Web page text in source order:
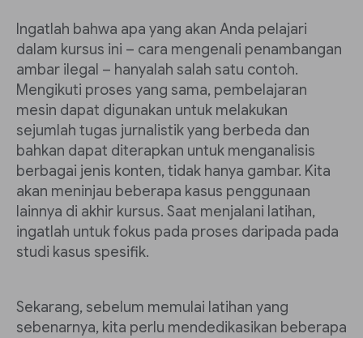
Ingatlah bahwa apa yang akan Anda pelajari
dalam kursus ini – cara mengenali penambangan
ambar ilegal – hanyalah salah satu contoh.
Mengikuti proses yang sama, pembelajaran
mesin dapat digunakan untuk melakukan
sejumlah tugas jurnalistik yang berbeda dan
bahkan dapat diterapkan untuk menganalisis
berbagai jenis konten, tidak hanya gambar. Kita
akan meninjau beberapa kasus penggunaan
lainnya di akhir kursus. Saat menjalani latihan,
ingatlah untuk fokus pada proses daripada pada
studi kasus spesifik.
Sekarang, sebelum memulai latihan yang
sebenarnya, kita perlu mendedikasikan beberapa